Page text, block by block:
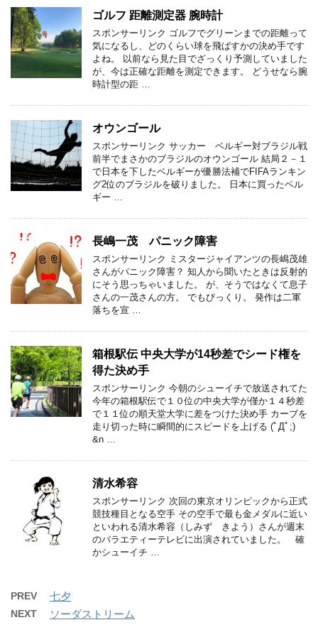
ゴルフ 距離測定器 腕時計
スポンサーリンク ゴルフでグリーンまでの距離って
気になるし、どのくらい球を飛ばすかの決め手です
よね。 以前なら見た目でざっくり予測していました
が、今は正確な距離を測定できます。 どうせなら腕
時計型の距 …
オウンゴール
スポンサーリンク サッカー ベルギー対ブラジル戦
前半でまさかのブラジルのオウンゴール 結局２－１
で日本を下したベルギーが優勝法補でFIFAランキン
グ2位のブラジルを破りました。 日本に買ったベル
ギー …
長嶋一茂 パニック障害
スポンサーリンク ミスタージャイアンツの長嶋茂雄
さんがパニック障害？ 知人から聞いたときは反射的
にそう思っちゃいました。 が、そうではなくて息子
さんの一茂さんの方。 でもびっくり。 発作は二軍
落ちを宣 …
箱根駅伝 中央大学が14秒差でシード権を
得た決め手
スポンサーリンク 今朝のシューイチで放送されてた
今年の箱根駅伝で１０位の中央大学が僅か１４秒差
で１１位の順天堂大学に差をつけた決め手 カーブを
走り切った時に瞬間的にスピードを上げる (ﾟДﾟ;)
&n …
清水希容
スポンサーリンク 次回の東京オリンピックから正式
競技種目となる空手 その空手で最も金メダルに近い
といわれる清水希容（しみず きよう）さんが週末
のバラエティーテレビに出演されていました。 確
かシューイチ …
PREV 七夕
NEXT ソーダストリーム